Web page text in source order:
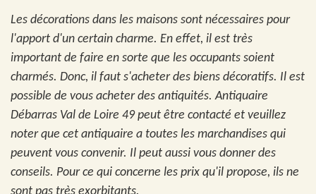
Les décorations dans les maisons sont nécessaires pour
l'apport d'un certain charme. En effet, il est très
important de faire en sorte que les occupants soient
charmés. Donc, il faut s'acheter des biens décoratifs. Il est
possible de vous acheter des antiquités. Antiquaire
Débarras Val de Loire 49 peut être contacté et veuillez
noter que cet antiquaire a toutes les marchandises qui
peuvent vous convenir. Il peut aussi vous donner des
conseils. Pour ce qui concerne les prix qu'il propose, ils ne